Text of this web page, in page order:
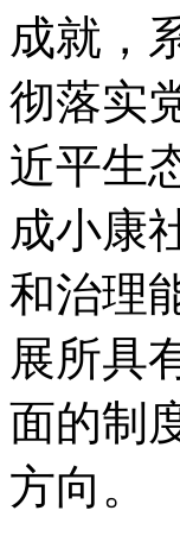
成就，
彻落实
近平生
成小康
和治理
展所具
面的制
方向。